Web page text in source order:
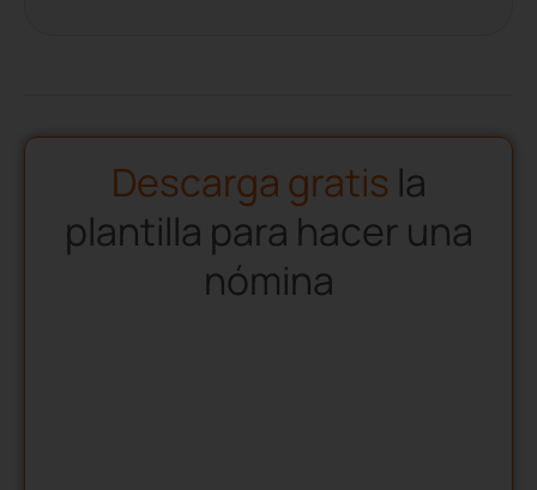
Descarga gratis la
plantilla para hacer una
nómina